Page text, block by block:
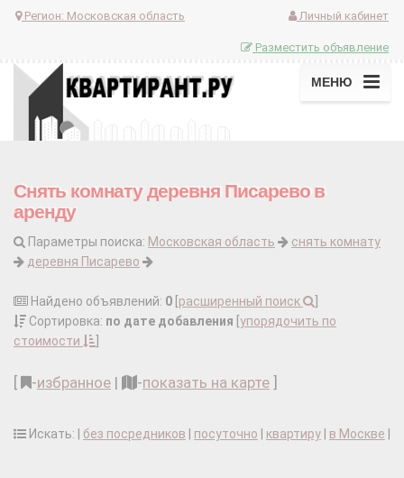
Регион: Московская область Личный кабинет
Разместить объявление
МЕНЮ
Снять комнату деревня Писарево в
аренду
Параметры поиска: Московская область
снять комнату
деревня Писарево
Найдено объявлений: 0 расширенный поиск
Сортировка: по дате добавления упорядочить по
стоимости
-избранное | -показать на карте
Искать: | без посредников посуточно квартиру в Москве